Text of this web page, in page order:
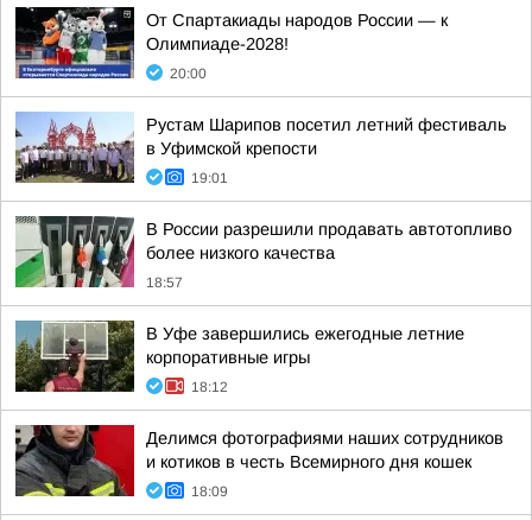
От Спартакиады народов России — к
Олимпиаде-2028!
20:00
Рустам Шарипов посетил летний фестиваль
в Уфимской крепости
19:01
В России разрешили продавать автотопливо
более низкого качества
18:57
В Уфе завершились ежегодные летние
корпоративные игры
18:12
Делимся фотографиями наших сотрудников
и котиков в честь Всемирного дня кошек
18:09